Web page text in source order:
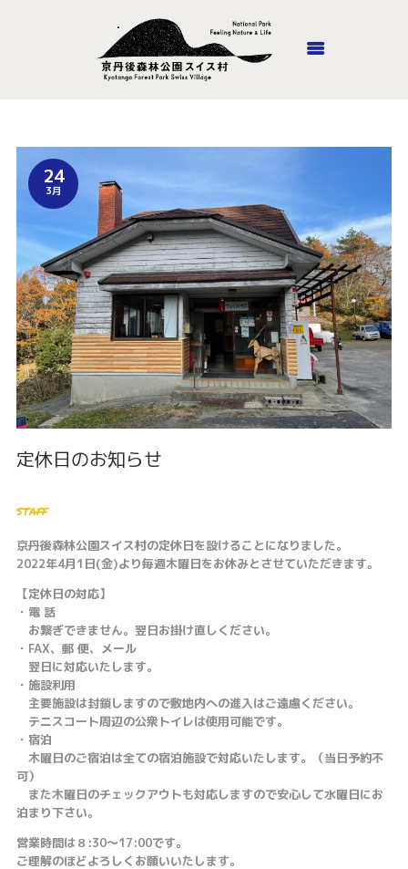
ホーム
丹後里山あそび隊
施設紹介
山頂ホテル・風のがっこう
京都
ロッジやまの家
アウトドア
アクセス
お問い合わせ
オンラインショップ
24
3月
定休日のお知らせ
staff
京丹後森林公園スイス村の定休日を設けることになりました。
2022年4月1日(金)より毎週木曜日をお休みとさせていただきます。
【定休日の対応】
・電 話
お繋ぎできません。翌日お掛け直しください。
・FAX、郵 便、メール
翌日に対応いたします。
・施設利用
主要施設は封鎖しますので敷地内への進入はご遠慮ください。
テニスコート周辺の公衆トイレは使用可能です。
・宿泊
木曜日のご宿泊は全ての宿泊施設で対応いたします。（当日予約不
可）
また木曜日のチェックアウトも対応しますので安心して水曜日にお
泊まり下さい。
営業時間は８:30〜17:00です。
ご理解のほどよろしくお願いいたします。